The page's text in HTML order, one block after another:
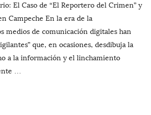
El Caso de “El Reportero del Crimen” y
Campeche En la era de la
medios de comunicación digitales han
que, en ocasiones, desdibuja la
a la información y el linchamiento
…